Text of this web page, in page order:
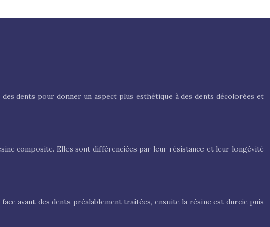
dents pour donner un aspect plus esthétique à des dents décolorées et
composite. Elles sont différenciées par leur résistance et leur longévité
avant des dents préalablement traitées, ensuite la résine est durcie puis